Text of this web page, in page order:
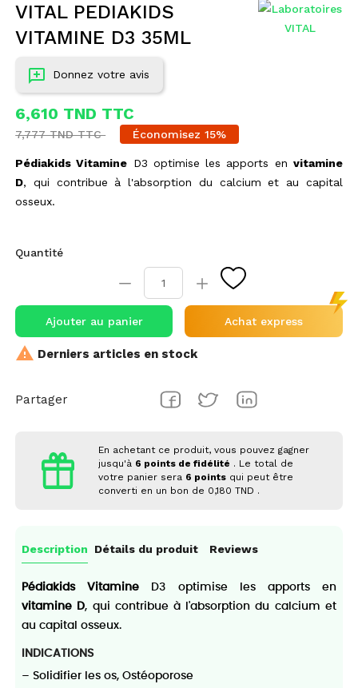
VITAL PEDIAKIDS
VITAMINE D3 35ML
Donnez votre avis
6,610 TND TTC
7,777 TND TTC Économisez 15%
Pédiakids Vitamine D3 optimise les apports en vitamine
D, qui contribue à l'absorption du calcium et au capital
osseux.
Quantité
Ajouter au panier Achat express
 Derniers articles en stock
Partager
En achetant ce produit, vous pouvez gagner
jusqu'à 6 points de fidélité . Le total de
votre panier sera 6 points qui peut être
converti en un bon de 0,180 TND .
Description Détails du produit Reviews
Pédiakids Vitamine D3 optimise les apports en
vitamine D, qui contribue à l'absorption du calcium et
au capital osseux.
INDICATIONS
– Solidifier les os, Ostéoporose